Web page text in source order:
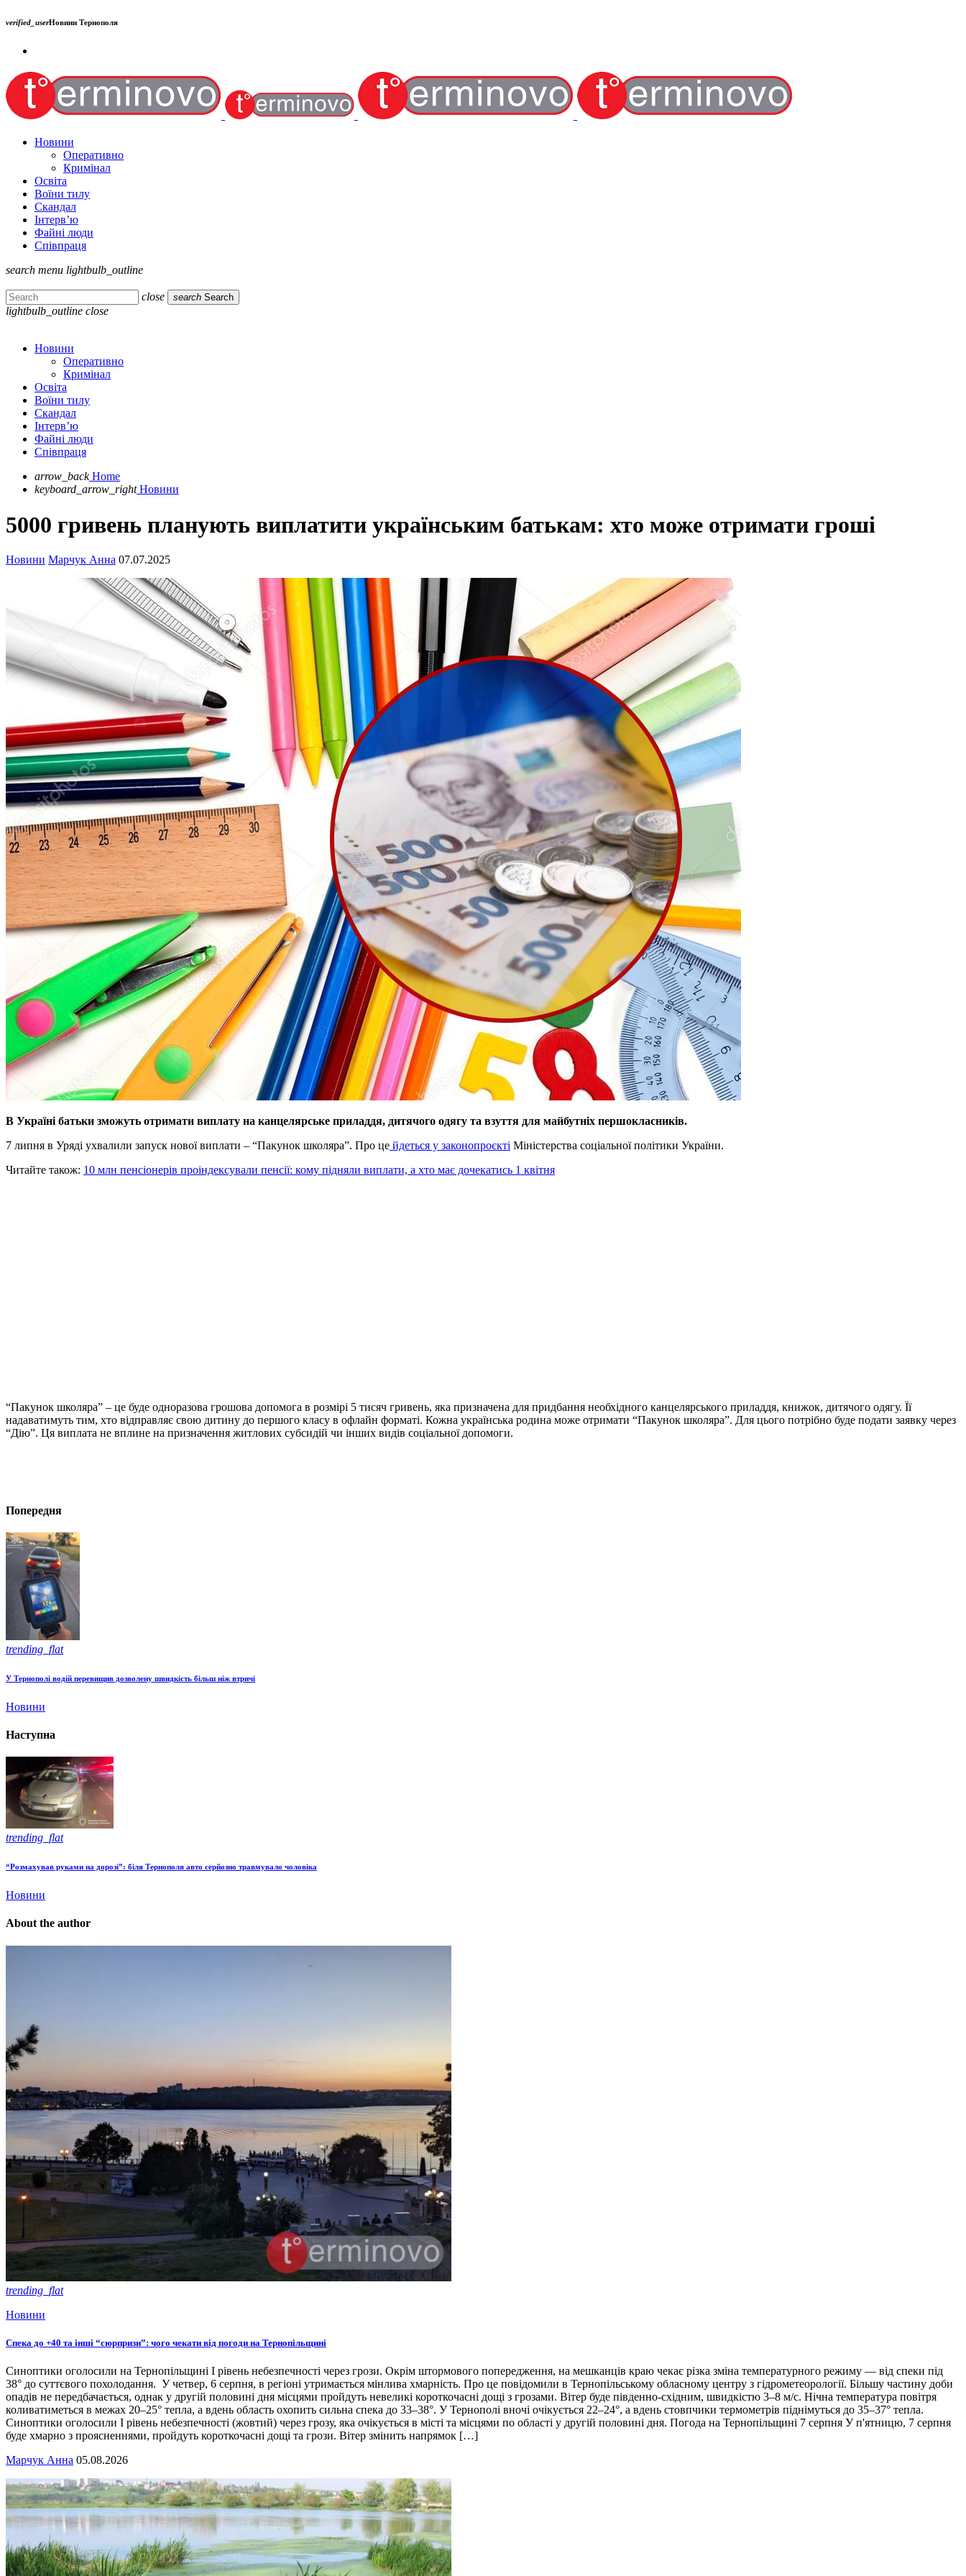
verified_userНовини Тернополя
Новини
Оперативно
Кримінал
Освіта
Воїни тилу
Скандал
Інтерв’ю
Файні люди
Співпраця
search menu lightbulb_outline
close search Search
lightbulb_outline close
Новини
Оперативно
Кримінал
Освіта
Воїни тилу
Скандал
Інтерв’ю
Файні люди
Співпраця
arrow_back Home
keyboard_arrow_right Новини
5000 гривень планують виплатити українським батькам: хто може отримати гроші
Новини Марчук Анна 07.07.2025
В Україні батьки зможуть отримати виплату на канцелярське приладдя, дитячого одягу та взуття для майбутніх першокласників.
7 липня в Уряді ухвалили запуск нової виплати – “Пакунок школяра”. Про це йдеться у законопроєкті Міністерства соціальної політики України.
Читайте також: 10 млн пенсіонерів проіндексували пенсії: кому підняли виплати, а хто має дочекатись 1 квітня
“Пакунок школяра” – це буде одноразова грошова допомога в розмірі 5 тисяч гривень, яка призначена для придбання необхідного канцелярського приладдя, книжок, дитячого одягу. Її
надаватимуть тим, хто відправляє свою дитину до першого класу в офлайн форматі. Кожна українська родина може отримати “Пакунок школяра”. Для цього потрібно буде подати заявку через
“Дію”. Ця виплата не вплине на призначення житлових субсидій чи інших видів соціальної допомоги.
Попередня
trending_flat
У Тернополі водій перевищив дозволену швидкість більш ніж втричі
Новини
Наступна
trending_flat
“Розмахував руками на дорозі”: біля Тернополя авто серйозно травмувало чоловіка
Новини
About the author
trending_flat
Новини
Спека до +40 та інші “сюрпризи”: чого чекати від погоди на Тернопільщині
Синоптики оголосили на Тернопільщині І рівень небезпечності через грози. Окрім штормового попередження, на мешканців краю чекає різка зміна температурного режиму — від спеки під
38° до суттєвого похолодання. У четвер, 6 серпня, в регіоні утримається мінлива хмарність. Про це повідомили в Тернопільському обласному центру з гідрометеорології. Більшу частину доби
опадів не передбачається, однак у другій половині дня місцями пройдуть невеликі короткочасні дощі з грозами. Вітер буде південно-східним, швидкістю 3–8 м/с. Нічна температура повітря
коливатиметься в межах 20–25° тепла, а вдень область охопить сильна спека до 33–38°. У Тернополі вночі очікується 22–24°, а вдень стовпчики термометрів піднімуться до 35–37° тепла.
Синоптики оголосили І рівень небезпечності (жовтий) через грозу, яка очікується в місті та місцями по області у другій половині дня. Погода на Тернопільщині 7 серпня У п'ятницю, 7 серпня
буде хмарно з проясненнями, пройдуть короткочасні дощі та грози. Вітер змінить напрямок […]
Марчук Анна 05.08.2026